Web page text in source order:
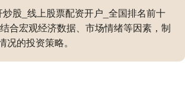
股_线上股票配资开户_全国排名前十
合宏观经济数据、市场情绪等因素，制
况的投资策略。